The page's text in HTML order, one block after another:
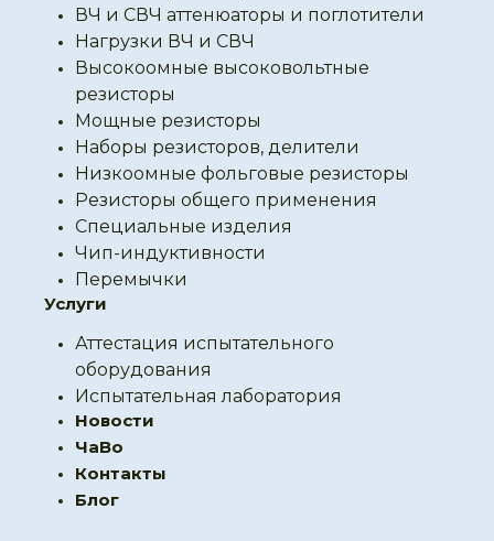
ВЧ и СВЧ аттенюаторы и поглотители
Нагрузки ВЧ и СВЧ
Высокоомные высоковольтные
резисторы
Мощные резисторы
Наборы резисторов, делители
Низкоомные фольговые резисторы
Резисторы общего применения
Специальные изделия
Чип-индуктивности
Перемычки
Услуги
Аттестация испытательного
оборудования
Испытательная лаборатория
Новости
ЧаВо
Контакты
Блог